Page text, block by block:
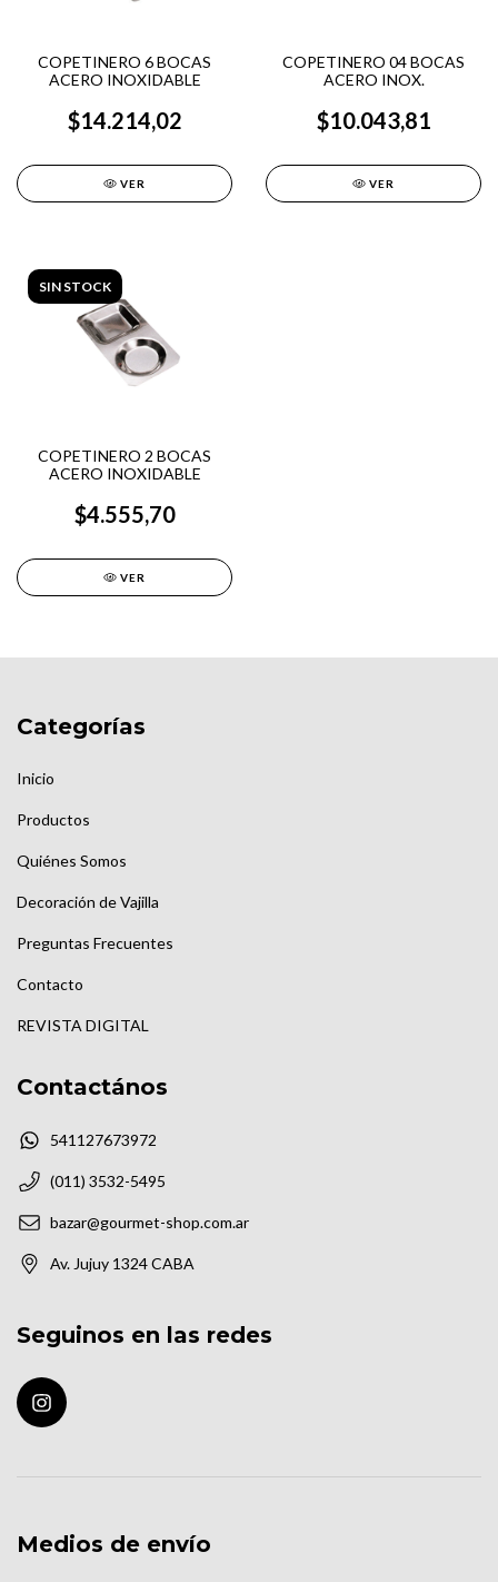
COPETINERO 6 BOCAS
ACERO INOXIDABLE
$14.214,02
VER
COPETINERO 04 BOCAS
ACERO INOX.
$10.043,81
VER
SIN STOCK
COPETINERO 2 BOCAS
ACERO INOXIDABLE
$4.555,70
VER
Categorías
Inicio
Productos
Quiénes Somos
Decoración de Vajilla
Preguntas Frecuentes
Contacto
REVISTA DIGITAL
Contactános
541127673972
(011) 3532-5495
bazar@gourmet-shop.com.ar
Av. Jujuy 1324 CABA
Seguinos en las redes
Medios de envío